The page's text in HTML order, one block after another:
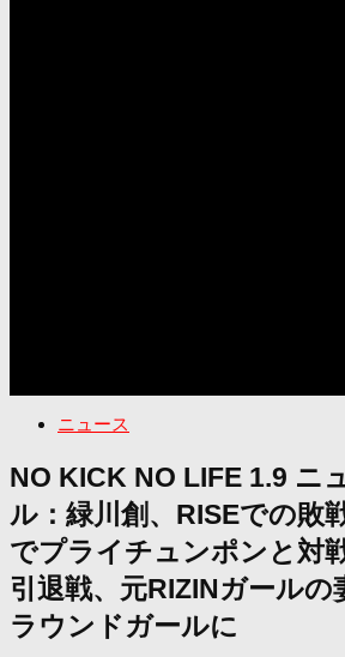
ニュース
NO KICK NO LIFE 1.9 ニ
ル：緑川創、RISEでの敗
でプライチュンポンと対
引退戦、元RIZINガールの
ラウンドガールに